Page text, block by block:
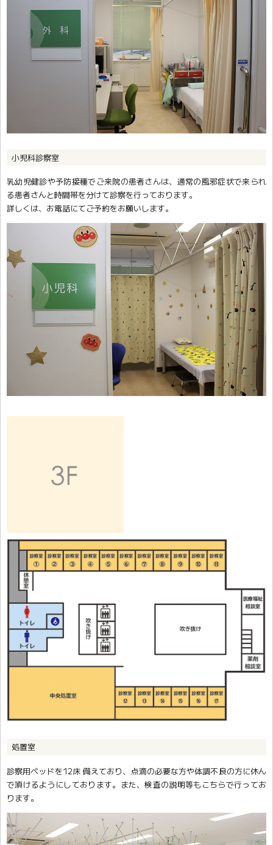
小児科診察室
乳幼児健診や予防接種でご来院の患者さんは、通常の風邪症状で来られ
る患者さんと時間帯を分けて診察を行っております。
詳しくは、お電話にてご予約をお願いします。
処置室
診察用ベッドを12床 備えており、点滴の必要な方や体調不良の方に休ん
で頂けるようにしております。また、検査の説明等もこちらで行ってお
ります。